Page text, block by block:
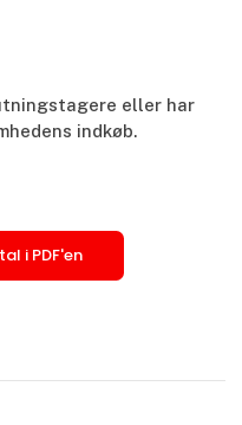
eller har
indkøb.
i PDF'en